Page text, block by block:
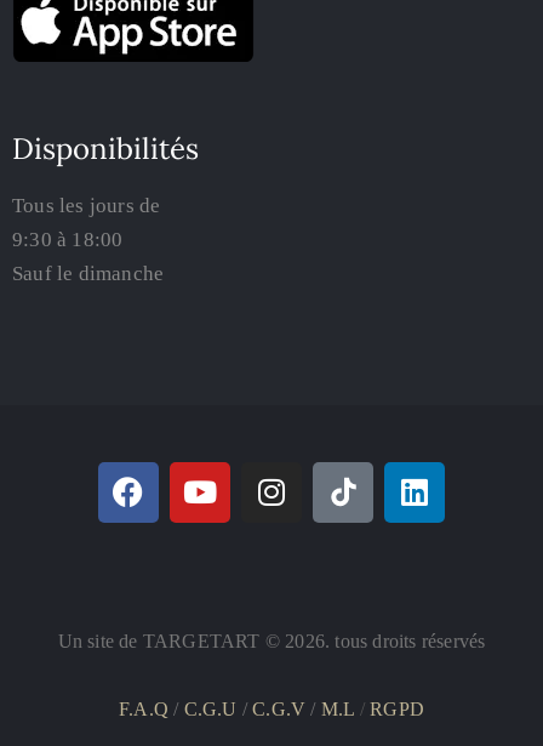
Disponibilités
Tous les jours de
9:30 à 18:00
Sauf le dimanche
Un site de TARGETART © 2026. tous droits réservés
F.A.Q / C.G.U /C.G.V/ M.L /RGPD